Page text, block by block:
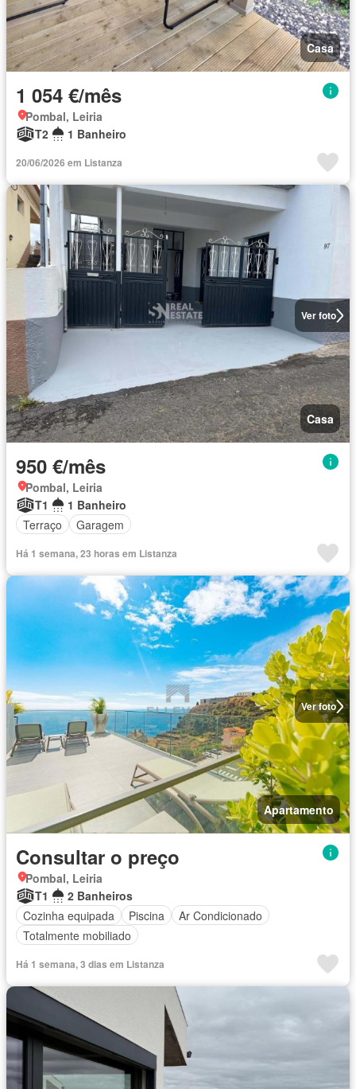
Casa
1 054 €/mês
Pombal, Leiria
T2
1 Banheiro
20/06/2026 em Listanza
Ver foto
Casa
950 €/mês
Pombal, Leiria
T1
1 Banheiro
Terraço
Garagem
Há 1 semana, 23 horas em Listanza
Ver foto
Apartamento
Consultar o preço
Pombal, Leiria
T1
2 Banheiros
Cozinha equipada
Piscina
Ar Condicionado
Totalmente mobiliado
Há 1 semana, 3 dias em Listanza